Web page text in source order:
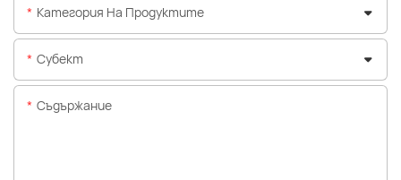
Категория На Продуктите
Субект
Съдържание